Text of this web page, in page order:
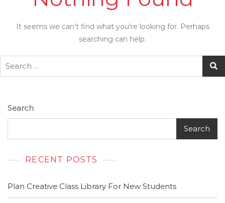
It seems we can’t find what you’re looking for. Perhaps
searching can help.
Search
Search
RECENT POSTS
Plan Creative Class Library For New Students